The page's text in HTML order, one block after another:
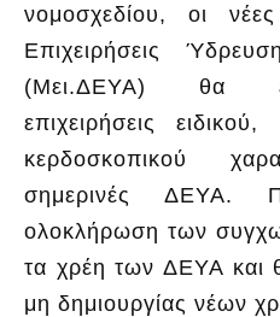
νομοσχεδίου, οι
Επιχειρήσεις
(Μει.ΔΕΥΑ) θα
επιχειρήσεις
κερδοσκοπικού
σημερινές ΔΕΥΑ.
ολοκλήρωση των
τα χρέη των ΔΕΥΑ και
μη δημιουργίας νέων